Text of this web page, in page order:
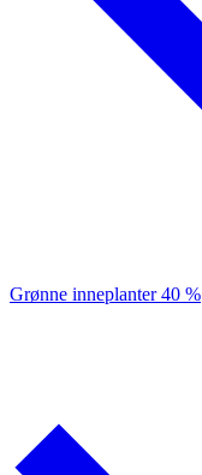
Grønne inneplanter40 %